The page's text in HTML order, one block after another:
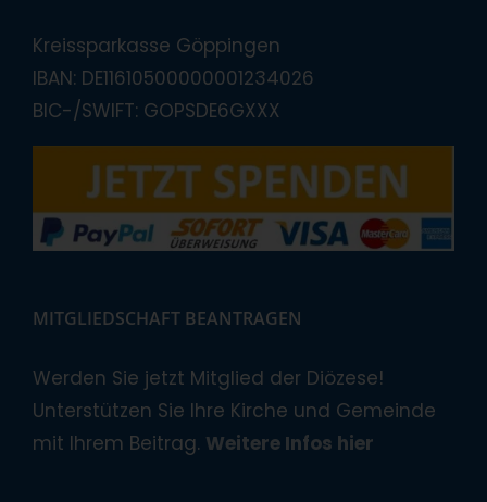
Kreissparkasse Göppingen
IBAN: DE11610500000001234026
BIC-/SWIFT: GOPSDE6GXXX
MITGLIEDSCHAFT BEANTRAGEN
Werden Sie jetzt Mitglied der Diözese!
Unterstützen Sie Ihre Kirche und Gemeinde
mit Ihrem Beitrag. Weitere Infos hier